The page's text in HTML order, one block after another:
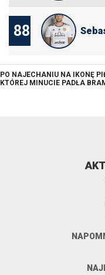
88
PO NAJECHANIU NA IKONĘ
KTÓREJ MINUCIE PADŁA